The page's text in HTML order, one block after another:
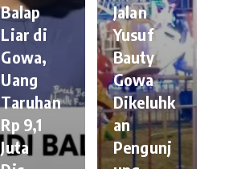
Balap
Liar di
Gowa,
Uang
Taruhan
Rp 9,1
Juta
Jalan
Yusuf
Bauty
Gowa
Dikeluhk
an
Pengunj